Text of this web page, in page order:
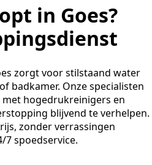
in Goes?
zorgt voor stilstaand water
badkamer. Onze specialisten
hogedrukreinigers en
blijvend te verhelpen.
zonder verrassingen
7 spoedservice.